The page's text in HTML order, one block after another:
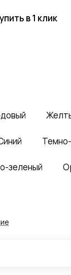
в 1 клик
зеленый